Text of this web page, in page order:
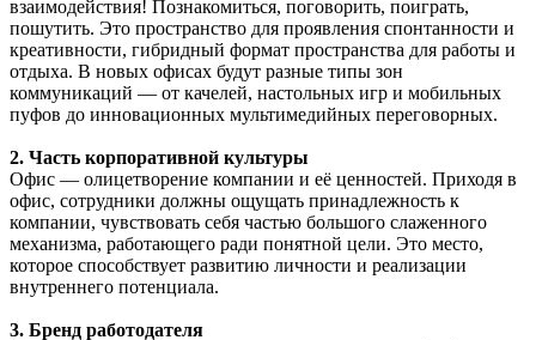
взаимодействия! Познакомиться, поговорить, поиграть,
пошутить. Это пространство для проявления спонтанности и
креативности, гибридный формат пространства для работы и
отдыха. В новых офисах будут разные типы зон
коммуникаций — от качелей, настольных игр и мобильных
пуфов до инновационных мультимедийных переговорных.
2. Часть корпоративной культуры
Офис — олицетворение компании и её ценностей. Приходя в
офис, сотрудники должны ощущать принадлежность к
компании, чувствовать себя частью большого слаженного
механизма, работающего ради понятной цели. Это место,
которое способствует развитию личности и реализации
внутреннего потенциала.
3. Бренд работодателя